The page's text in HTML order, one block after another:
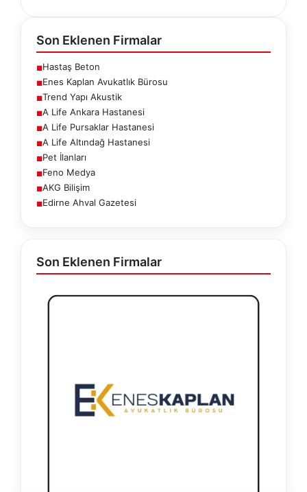
Son Eklenen Firmalar
■Hastaş Beton
■Enes Kaplan Avukatlık Bürosu
■Trend Yapı Akustik
■A Life Ankara Hastanesi
■A Life Pursaklar Hastanesi
■A Life Altındağ Hastanesi
■Pet İlanları
■Feno Medya
■AKG Bilişim
■Edirne Ahval Gazetesi
Son Eklenen Firmalar